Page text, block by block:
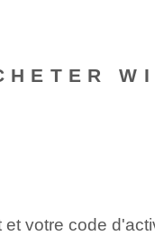
votre code